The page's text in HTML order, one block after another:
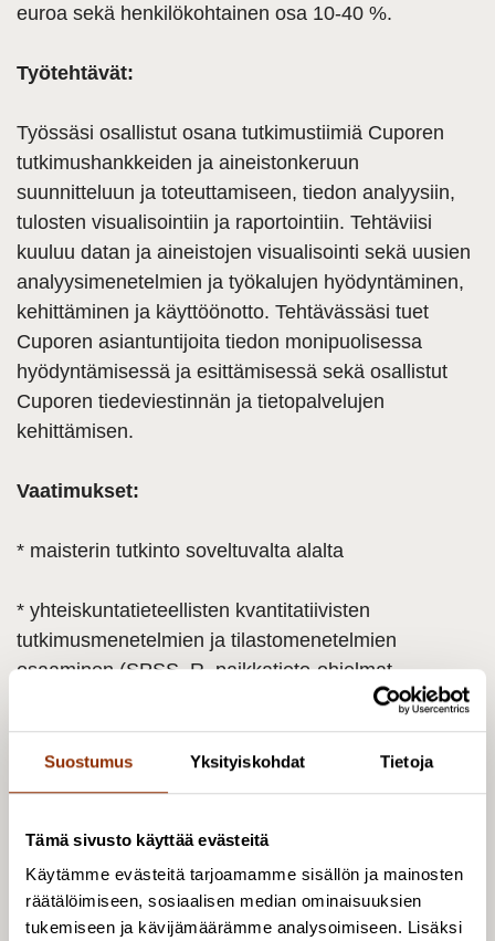
Suostumus Yksityiskohdat Tietoja
Tämä sivusto käyttää evästeitä
Käytämme evästeitä tarjoamamme sisällön ja mainosten
räätälöimiseen, sosiaalisen median ominaisuuksien
tukemiseen ja kävijämäärämme analysoimiseen. Lisäksi
euroa sekä henkilökohtainen osa 10-40 %.
Työtehtävät:
Työssäsi osallistut osana tutkimustiimiä Cuporen
tutkimushankkeiden ja aineistonkeruun
suunnitteluun ja toteuttamiseen, tiedon analyysiin,
tulosten visualisointiin ja raportointiin. Tehtäviisi
kuuluu datan ja aineistojen visualisointi sekä uusien
analyysimenetelmien ja työkalujen hyödyntäminen,
kehittäminen ja käyttöönotto. Tehtävässäsi tuet
Cuporen asiantuntijoita tiedon monipuolisessa
hyödyntämisessä ja esittämisessä sekä osallistut
Cuporen tiedeviestinnän ja tietopalvelujen
kehittämisen.
Vaatimukset:
* maisterin tutkinto soveltuvalta alalta
* yhteiskuntatieteellisten kvantitatiivisten
tutkimusmenetelmien ja tilastomenetelmien
osaaminen (SPSS, R, paikkatieto-ohjelmat,
* kokemusta verkkokyselyjen laatimisesta
analyysityökalujen sekä tiedon visualisoinnin
hyödyntämiseen ja kehittämiseen